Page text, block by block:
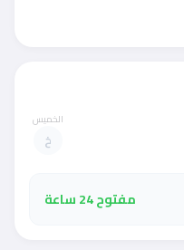
الخميس
خ
مفتوح 24 ساعة